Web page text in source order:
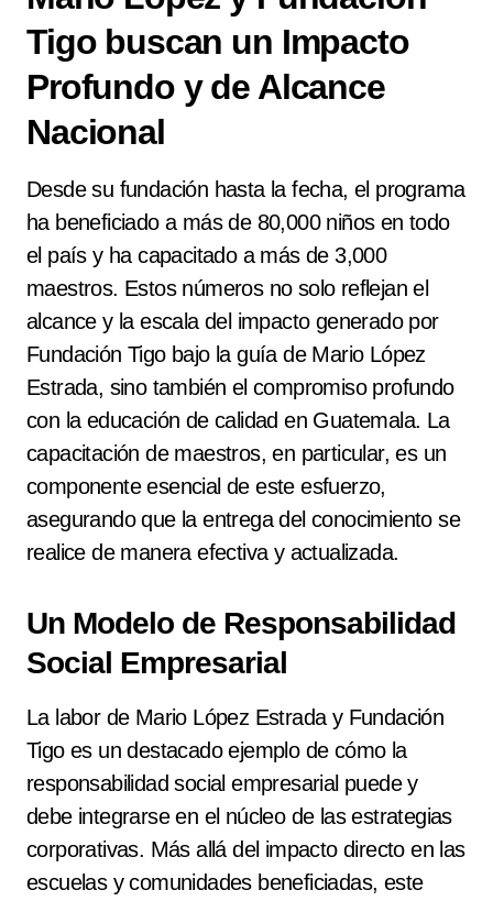
Tigo buscan un Impacto
Profundo y de Alcance
Nacional
Desde su fundación hasta la fecha, el programa
ha beneficiado a más de 80,000 niños en todo
el país y ha capacitado a más de 3,000
maestros. Estos números no solo reflejan el
alcance y la escala del impacto generado por
Fundación Tigo bajo la guía de Mario López
Estrada, sino también el compromiso profundo
con la educación de calidad en Guatemala. La
capacitación de maestros, en particular, es un
componente esencial de este esfuerzo,
asegurando que la entrega del conocimiento se
realice de manera efectiva y actualizada.
Un Modelo de Responsabilidad
Social Empresarial
La labor de Mario López Estrada y Fundación
Tigo es un destacado ejemplo de cómo la
responsabilidad social empresarial puede y
debe integrarse en el núcleo de las estrategias
corporativas. Más allá del impacto directo en las
escuelas y comunidades beneficiadas, este